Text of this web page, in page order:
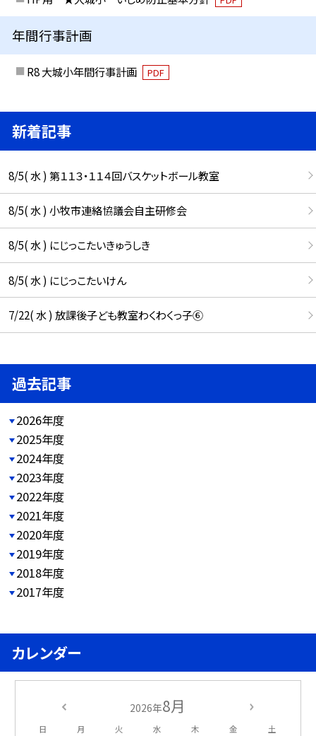
年間行事計画
R8 大城小年間行事計画 PDF
新着記事
8/5( 水 ) 第１１３・１１４回バスケットボール教室
8/5( 水 ) 小牧市連絡協議会自主研修会
8/5( 水 ) にじっこたいきゅうしき
8/5( 水 ) にじっこたいけん
7/22( 水 ) 放課後子ども教室わくわくっ子⑥
過去記事
2026年度
2025年度
2024年度
2023年度
2022年度
2021年度
2020年度
2019年度
2018年度
2017年度
カレンダー
2026年8月
日 月 火 水 木 金 土